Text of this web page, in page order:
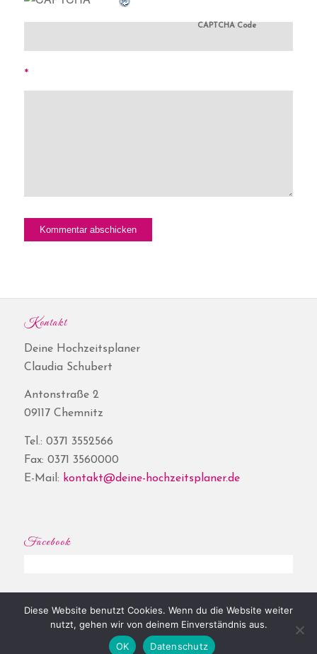
CAPTCHA Code
*
Kontakt
Deine Hochzeitsplaner
Claudia Schubert
Antonstraße 2
09117 Chemnitz
Tel.: 0371 3552566
Fax: 0371 3560000
E-Mail: kontakt@deine-hochzeitsplaner.de
Facebook
© Copyright - Deine Hochzeitsplaner® | Website byShore|Impressum|
Diese Website benutzt Cookies. Wenn du die Website weiter
nutzt, gehen wir von deinem Einverständnis aus.
OK
Datenschutz